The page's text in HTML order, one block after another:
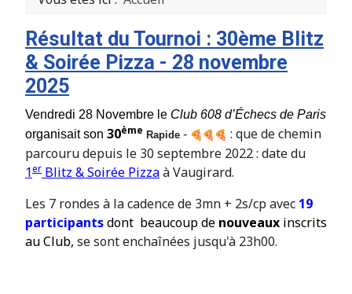
Résultat du Tournoi : 30ème Blitz
& Soirée Pizza - 28 novembre
2025
Vendredi 28 Novembre le Club 608 d’Échecs de Paris
organisait son 30ème Rapide -
: que de chemin
parcouru depuis le 30 septembre 2022 : date du
1er Blitz & Soirée Pizzaà Vaugirard.
Les 7 rondes à la cadence de 3mn + 2s/cp avec 19
participantsdont beaucoup de nouveaux inscrits
au Club, se sont enchaînées jusqu'à 23h00.